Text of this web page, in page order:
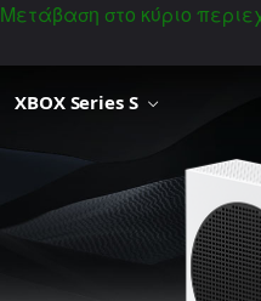
Μετάβαση στο κύριο
XBOX Series S